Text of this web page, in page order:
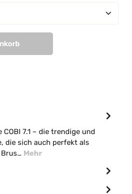
den gewünschten Wert ein
COBI 7.1 – die trendige und
die sich auch perfekt als
Mehr